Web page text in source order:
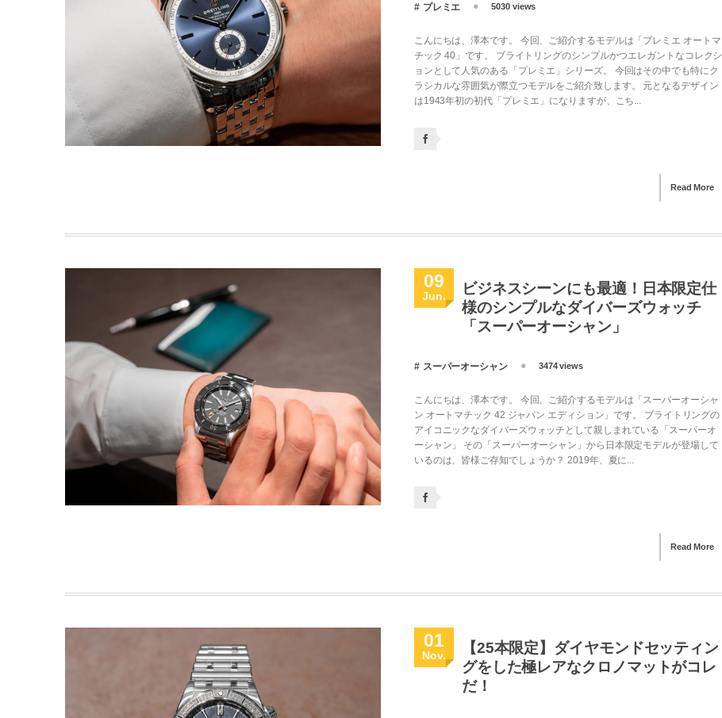
プレミエ 5030 views
こんにちは、澤本です。 今回、ご紹介するモデルは「プレミエ オートマ
チック 40」です。 ブライトリングのシンプルかつエレガントなコレクシ
ョンとして人気のある「プレミエ」シリーズ。 今回はその中でも特にク
ラシカルな雰囲気が際立つモデルをご紹介致します。 元となるデザイン
は1943年初の初代「プレミエ」になりますが、こち...
Read More
09
Jun.
ビジネスシーンにも最適！日本限定仕
様のシンプルなダイバーズウォッチ
「スーパーオーシャン」
スーパーオーシャン 3474 views
こんにちは、澤本です。 今回、ご紹介するモデルは「スーパーオーシャ
ン オートマチック 42 ジャパン エディション」です。 ブライトリングの
アイコニックなダイバーズウォッチとして親しまれている「スーパーオ
ーシャン」 その「スーパーオーシャン」から日本限定モデルが登場して
いるのは、皆様ご存知でしょうか？ 2019年、夏に...
Read More
01
Nov.
【25本限定】ダイヤモンドセッティン
グをした極レアなクロノマットがコレ
だ！